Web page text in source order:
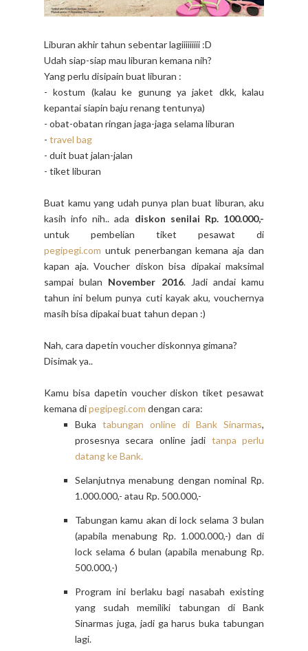
Liburan akhir tahun sebentar lagiiiiiiiii :D
Udah siap-siap mau liburan kemana nih?
Yang perlu disipain buat liburan :
- kostum (kalau ke gunung ya jaket dkk, kalau
kepantai siapin baju renang tentunya)
- obat-obatan ringan jaga-jaga selama liburan
- travel bag
- duit buat jalan-jalan
- tiket liburan
Buat kamu yang udah punya plan buat liburan, aku
kasih info nih.. ada diskon senilai Rp. 100.000,-
untuk pembelian tiket pesawat di
pegipegi.com untuk penerbangan kemana aja dan
kapan aja. Voucher diskon bisa dipakai maksimal
sampai bulan November 2016. Jadi andai kamu
tahun ini belum punya cuti kayak aku, vouchernya
masih bisa dipakai buat tahun depan :)
Nah, cara dapetin voucher diskonnya gimana?
Disimak ya..
Kamu bisa dapetin voucher diskon tiket pesawat
kemana dipegipegi.com dengan cara:
Buka tabungan online di Bank Sinarmas,
prosesnya secara online jadi tanpa perlu
datang ke Bank.
Selanjutnya menabung dengan nominal Rp.
1.000.000,- atau Rp. 500.000,-
Tabungan kamu akan di lock selama 3 bulan
(apabila menabung Rp. 1.000.000,-) dan di
lock selama 6 bulan (apabila menabung Rp.
500.000,-)
Program ini berlaku bagi nasabah existing
yang sudah memiliki tabungan di Bank
Sinarmas juga, jadi ga harus buka tabungan
lagi.